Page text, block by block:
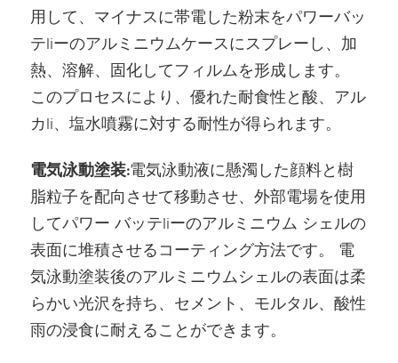
用して、マイナスに帯電した粉末をパワーバッ
テliーのアルミニウムケースにスプレーし、加
熱、溶解、固化してフィルムを形成します。
このプロセスにより、優れた耐食性と酸、アル
カli、塩水噴霧に対する耐性が得られます。
電気泳動塗装:電気泳動液に懸濁した顔料と樹
脂粒子を配向させて移動させ、外部電場を使用
してパワー バッテliーのアルミニウム シェルの
表面に堆積させるコーティング方法です。 電
気泳動塗装後のアルミニウムシェルの表面は柔
らかい光沢を持ち、セメント、モルタル、酸性
雨の浸食に耐えることができます。